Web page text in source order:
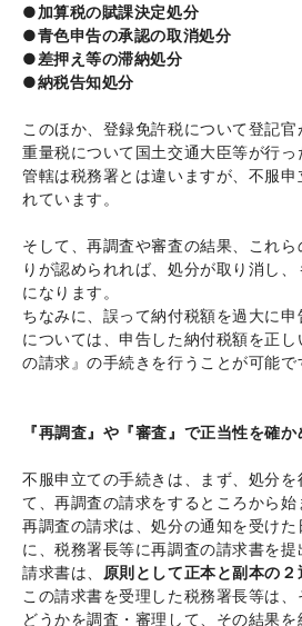
●加算税の賦課決定処分
●青色申告の承認の取消処分
●差押え等の滞納処分
●納税告知処分
このほか、登録免許税について登記
重量税について国土交通大臣等が行っ
管轄は税務署とは違いますが、不服
れています。
そして、再調査や審査の結果、これ
りが認められれば、処分が取り消し
になります。
ちなみに、誤って納付税額を過大に
については、申告した納付税額を正
の請求』の手続きを行うことが可能で
『再調査』や『審査』で正当性を確か
不服申立ての手続きは、まず、処分
て、再調査の請求をするところから始
再調査の請求は、処分の通知を受け
に、税務署長等に再調査の請求書を提
請求書は、 原則として正本と副本の２
この請求書を受理した税務署長等は
どうかを調査・審理して、その結果